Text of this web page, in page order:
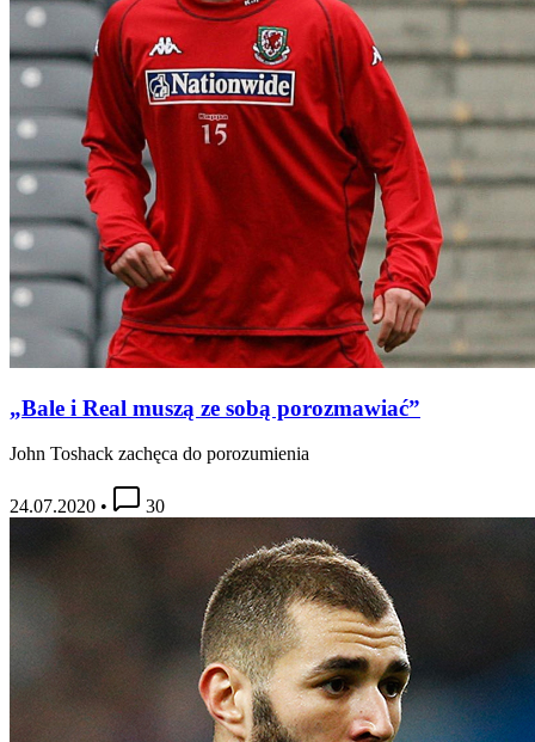
„Bale i Real muszą ze sobą porozmawiać”
John Toshack zachęca do porozumienia
24.07.2020 • 30